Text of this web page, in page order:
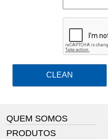
QUEM SOMOS
PRODUTOS